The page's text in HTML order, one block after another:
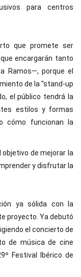
para centros
que promete ser
encargarán tanto
Ramos—, porque el
de la "stand-up
el público tendrá la
estilos y formas
cómo funcionan la
objetivo de mejorar la
y disfrutar la
ya sólida con la
proyecto. Ya debutó
el concierto de
de música de cine
Festival Ibérico de